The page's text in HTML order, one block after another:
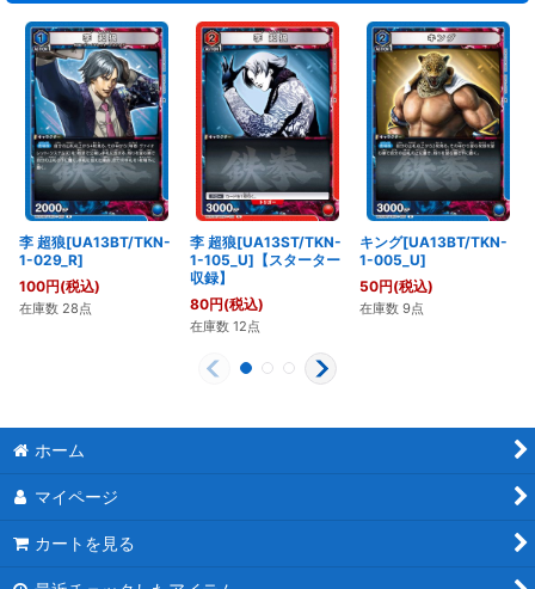
李 超狼[UA13BT/TKN-
1-029_R]
100円(税込)
在庫数 28点
李 超狼[UA13ST/TKN-
1-105_U]【スターター
収録】
80円(税込)
在庫数 12点
キング[UA13BT/TKN-
1-005_U]
50円(税込)
在庫数 9点
ホーム
マイページ
カートを見る